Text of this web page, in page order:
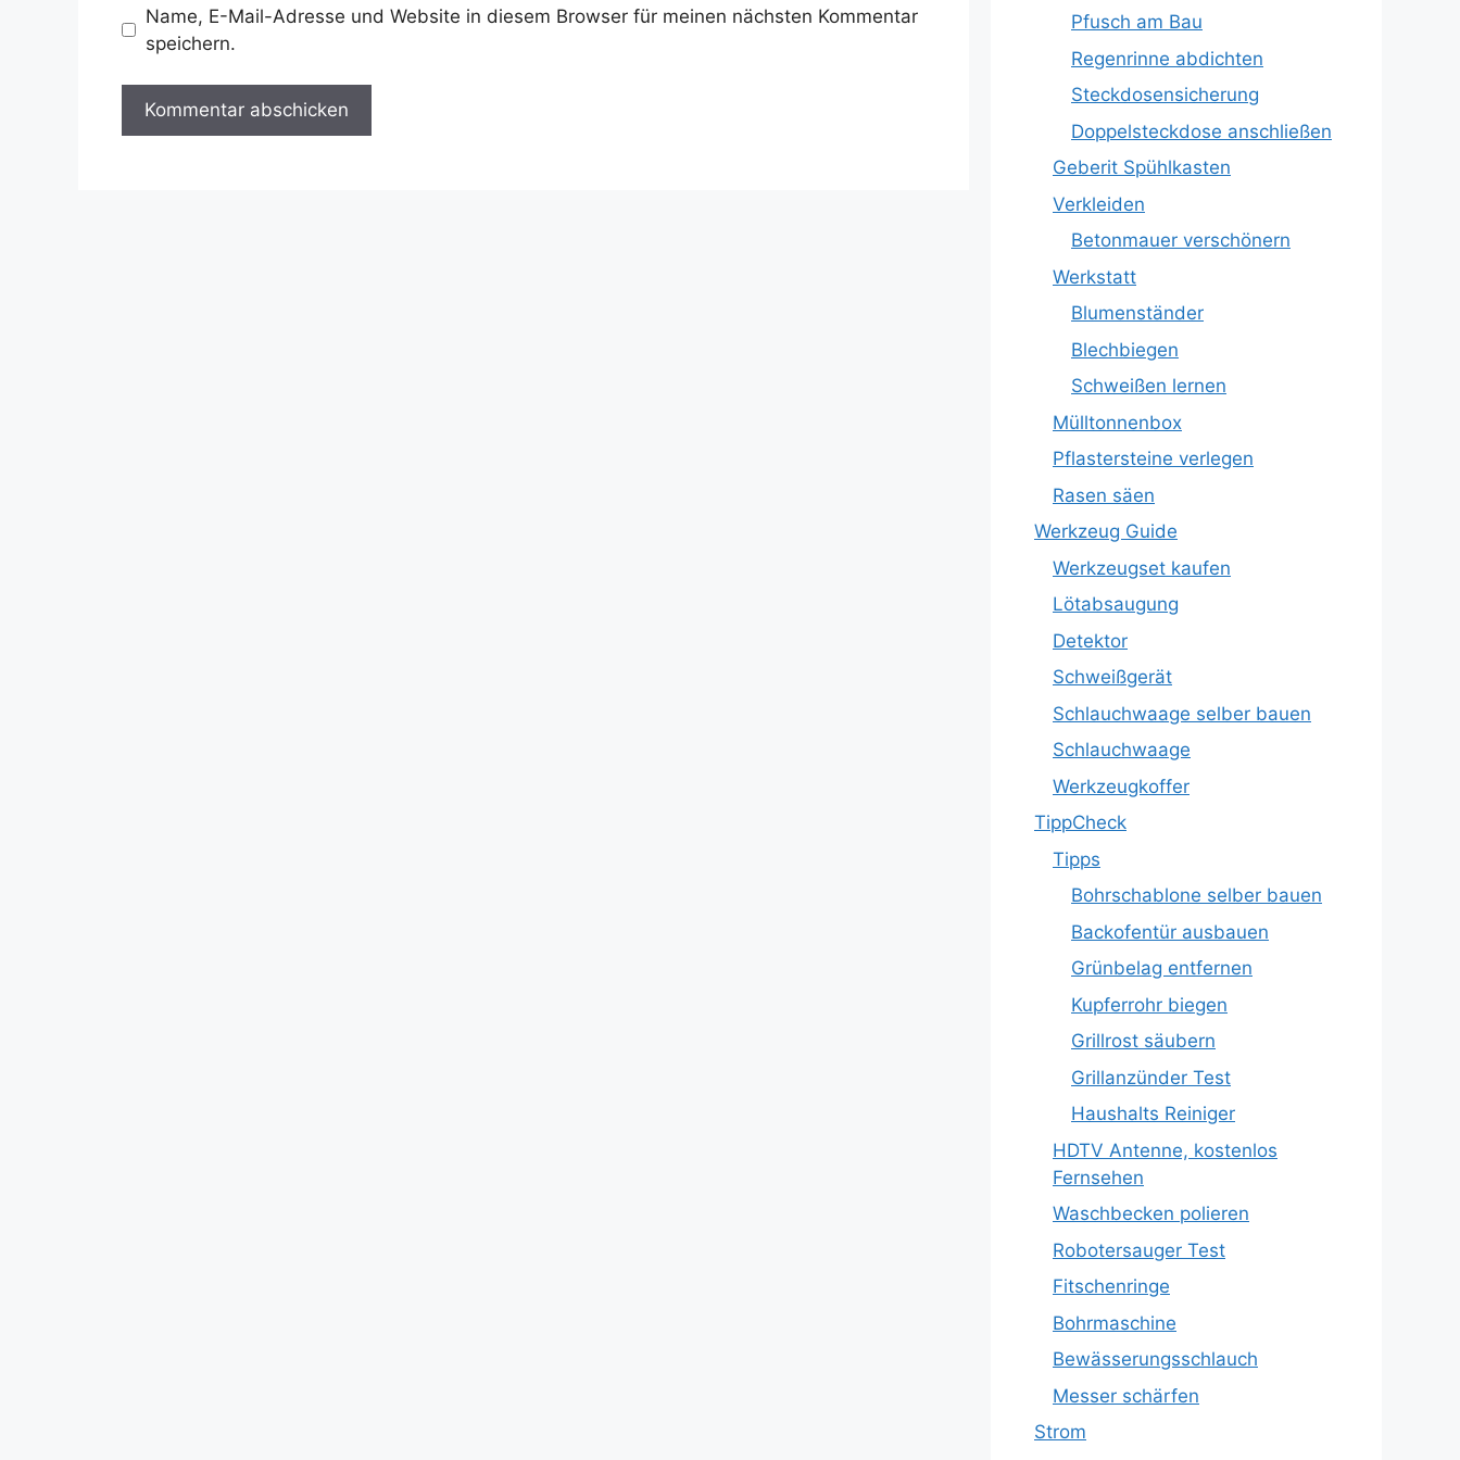
Name, E-Mail-Adresse und Website in diesem Browser für meinen nächsten Kommentar
speichern.
Pfusch am Bau
Regenrinne abdichten
Steckdosensicherung
Doppelsteckdose anschließen
Geberit Spühlkasten
Verkleiden
Betonmauer verschönern
Werkstatt
Blumenständer
Blechbiegen
Schweißen lernen
Mülltonnenbox
Pflastersteine verlegen
Rasen säen
Werkzeug Guide
Werkzeugset kaufen
Lötabsaugung
Detektor
Schweißgerät
Schlauchwaage selber bauen
Schlauchwaage
Werkzeugkoffer
TippCheck
Tipps
Bohrschablone selber bauen
Backofentür ausbauen
Grünbelag entfernen
Kupferrohr biegen
Grillrost säubern
Grillanzünder Test
Haushalts Reiniger
HDTV Antenne, kostenlos
Fernsehen
Waschbecken polieren
Robotersauger Test
Fitschenringe
Bohrmaschine
Bewässerungsschlauch
Messer schärfen
Strom